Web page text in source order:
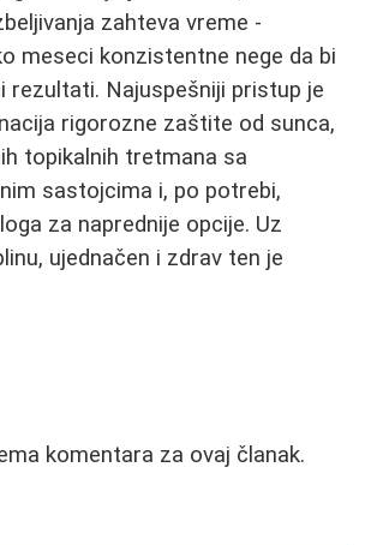
zahteva vreme -
meseci konzistentne nege da bi
rezultati. Najuspešniji pristup je
rigorozne zaštite od sunca,
topikalnih tretmana sa
sastojcima i, po potrebi,
za naprednije opcije. Uz
ujednačen i zdrav ten je
komentara za ovaj članak.